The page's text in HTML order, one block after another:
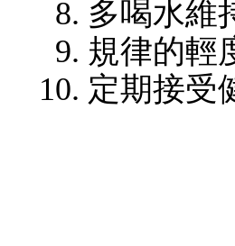
多喝水維
規律的輕
定期接受